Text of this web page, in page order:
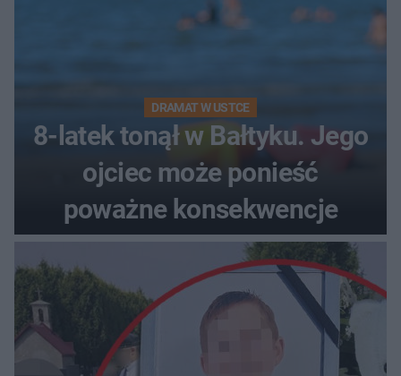
DRAMAT W USTCE
8-latek tonął w Bałtyku. Jego
ojciec może ponieść
poważne konsekwencje